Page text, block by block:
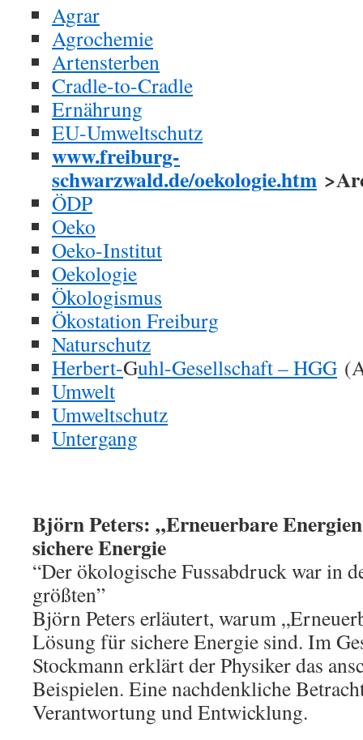
Agrar
Agrochemie
Artensterben
Cradle-to-Cradle
Ernährung
EU-Umweltschutz
www.freiburg-
schwarzwald.de/oekologie.htm
ÖDP
Oeko
Oeko-Institut
Oekologie
Ökologismus
Ökostation Freiburg
Naturschutz
Herbert-Guhl-Gesellschaft – HGG
Umwelt
Umweltschutz
Untergang
Björn Peters: „Erneuerbare
sichere Energie
“Der ökologische Fussabdruck war in
größten”
Björn Peters erläutert, warum
Lösung für sichere Energie sind. Im
Stockmann erklärt der Physiker das
Beispielen. Eine nachdenkliche
Verantwortung und Entwicklung.